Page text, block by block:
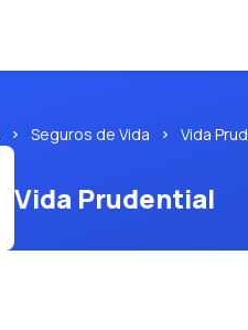
Seguros de Vida Vida
Vida Prudential